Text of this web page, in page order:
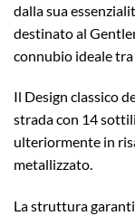
dalla sua
destinato al
connubio ideale tra
Il Design classico
strada con 14
ulteriormente in
metallizzato.
La struttura